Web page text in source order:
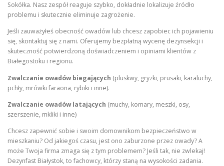
Sokółka. Nasz zespół reaguje szybko, dokładnie lokalizuje źródło
problemu i skutecznie eliminuje zagrożenie.
Jeśli zauważyłeś obecność owadów lub chcesz zapobiec ich pojawieniu
się, skontaktuj się z nami. Oferujemy bezpłatną wycenę dezynsekcji i
skuteczność potwierdzoną doświadczeniem i opiniami klientów z
Białegostoku i regionu.
Zwalczanie owadów biegających (pluskwy, gryzki, prusaki, karaluchy,
pchły, mrówki faraona, rybiki i inne).
Zwalczanie owadów latających (muchy, komary, meszki, osy,
szerszenie, mkliki i inne)
Chcesz zapewnić sobie i swoim domownikom bezpieczeństwo w
mieszkaniu? Od jakiegoś czasu, jest ono zaburzone przez owady? A
może Twoja firma zmaga się z tym problemem? Jeśli tak, nie zwlekaj!
Dezynfast Białystok, to fachowcy, którzy staną na wysokości zadania.